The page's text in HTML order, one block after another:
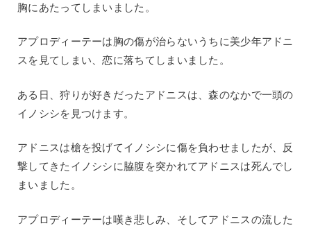
胸にあたってしまいました。
アプロディーテーは胸の傷が治らないうちに美少年アドニ
スを見てしまい、恋に落ちてしまいました。
ある日、狩りが好きだったアドニスは、森のなかで一頭の
イノシシを見つけます。
アドニスは槍を投げてイノシシに傷を負わせましたが、反
撃してきたイノシシに脇腹を突かれてアドニスは死んでし
まいました。
アプロディーテーは嘆き悲しみ、そしてアドニスの流した